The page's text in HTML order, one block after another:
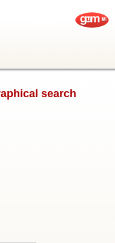
search